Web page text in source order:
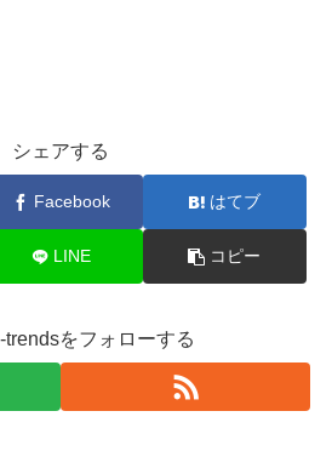
シェアする
Facebook はてブ
LINE コピー
trendsをフォローする